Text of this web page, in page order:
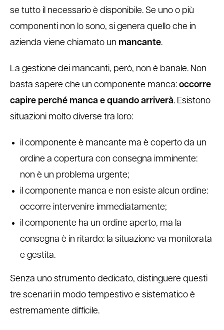
se tutto il necessario è disponibile. Se uno o più
componenti non lo sono, si genera quello che in
azienda viene chiamato un mancante.
La gestione dei mancanti, però, non è banale. Non
basta sapere che un componente manca: occorre
capire perché manca e quando arriverà. Esistono
situazioni molto diverse tra loro:
il componente è mancante ma è coperto da un
ordine a copertura con consegna imminente:
non è un problema urgente;
il componente manca e non esiste alcun ordine:
occorre intervenire immediatamente;
il componente ha un ordine aperto, ma la
consegna è in ritardo: la situazione va monitorata
e gestita.
Senza uno strumento dedicato, distinguere questi
tre scenari in modo tempestivo e sistematico è
estremamente difficile.